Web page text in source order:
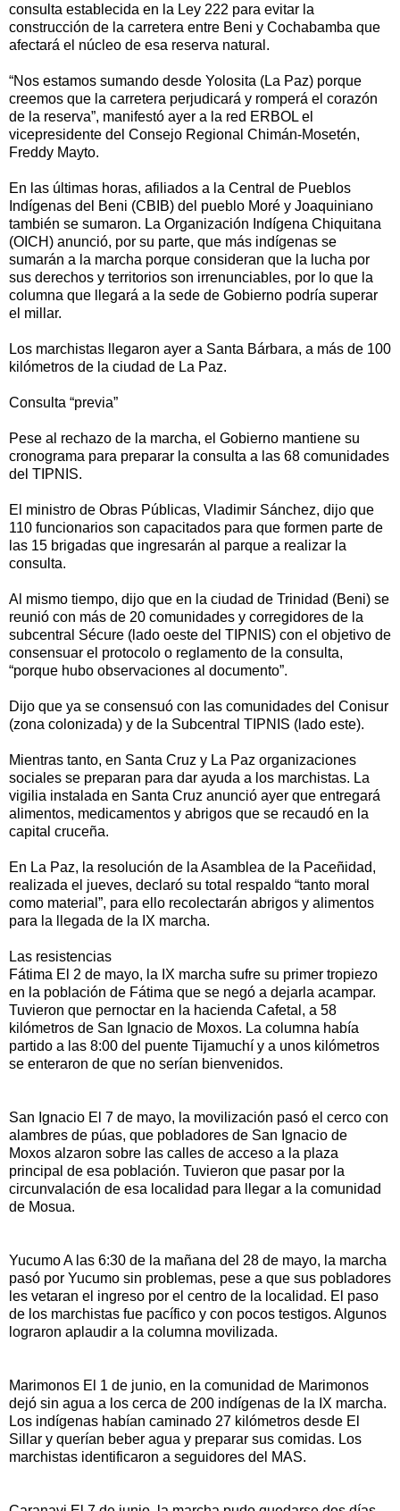
consulta establecida en la Ley 222 para evitar la
construcción de la carretera entre Beni y Cochabamba que
afectará el núcleo de esa reserva natural.
“Nos estamos sumando desde Yolosita (La Paz) porque
creemos que la carretera perjudicará y romperá el corazón
de la reserva”, manifestó ayer a la red ERBOL el
vicepresidente del Consejo Regional Chimán-Mosetén,
Freddy Mayto.
En las últimas horas, afiliados a la Central de Pueblos
Indígenas del Beni (CBIB) del pueblo Moré y Joaquiniano
también se sumaron. La Organización Indígena Chiquitana
(OICH) anunció, por su parte, que más indígenas se
sumarán a la marcha porque consideran que la lucha por
sus derechos y territorios son irrenunciables, por lo que la
columna que llegará a la sede de Gobierno podría superar
el millar.
Los marchistas llegaron ayer a Santa Bárbara, a más de 100
kilómetros de la ciudad de La Paz.
Consulta “previa”
Pese al rechazo de la marcha, el Gobierno mantiene su
cronograma para preparar la consulta a las 68 comunidades
del TIPNIS.
El ministro de Obras Públicas, Vladimir Sánchez, dijo que
110 funcionarios son capacitados para que formen parte de
las 15 brigadas que ingresarán al parque a realizar la
consulta.
Al mismo tiempo, dijo que en la ciudad de Trinidad (Beni) se
reunió con más de 20 comunidades y corregidores de la
subcentral Sécure (lado oeste del TIPNIS) con el objetivo de
consensuar el protocolo o reglamento de la consulta,
“porque hubo observaciones al documento”.
Dijo que ya se consensuó con las comunidades del Conisur
(zona colonizada) y de la Subcentral TIPNIS (lado este).
Mientras tanto, en Santa Cruz y La Paz organizaciones
sociales se preparan para dar ayuda a los marchistas. La
vigilia instalada en Santa Cruz anunció ayer que entregará
alimentos, medicamentos y abrigos que se recaudó en la
capital cruceña.
En La Paz, la resolución de la Asamblea de la Paceñidad,
realizada el jueves, declaró su total respaldo “tanto moral
como material”, para ello recolectarán abrigos y alimentos
para la llegada de la IX marcha.
Las resistencias
Fátima El 2 de mayo, la IX marcha sufre su primer tropiezo
en la población de Fátima que se negó a dejarla acampar.
Tuvieron que pernoctar en la hacienda Cafetal, a 58
kilómetros de San Ignacio de Moxos. La columna había
partido a las 8:00 del puente Tijamuchí y a unos kilómetros
se enteraron de que no serían bienvenidos.
San Ignacio El 7 de mayo, la movilización pasó el cerco con
alambres de púas, que pobladores de San Ignacio de
Moxos alzaron sobre las calles de acceso a la plaza
principal de esa población. Tuvieron que pasar por la
circunvalación de esa localidad para llegar a la comunidad
de Mosua.
Yucumo A las 6:30 de la mañana del 28 de mayo, la marcha
pasó por Yucumo sin problemas, pese a que sus pobladores
les vetaran el ingreso por el centro de la localidad. El paso
de los marchistas fue pacífico y con pocos testigos. Algunos
lograron aplaudir a la columna movilizada.
Marimonos El 1 de junio, en la comunidad de Marimonos
dejó sin agua a los cerca de 200 indígenas de la IX marcha.
Los indígenas habían caminado 27 kilómetros desde El
Sillar y querían beber agua y preparar sus comidas. Los
marchistas identificaron a seguidores del MAS.